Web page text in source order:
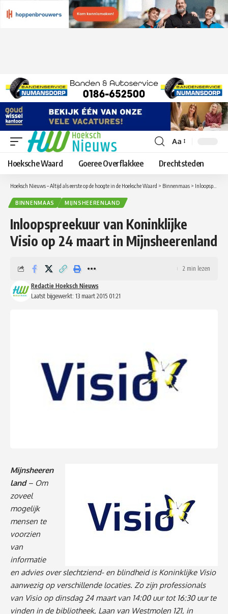
Lettergrootte
aanpassen
Aa
Hoeksche Waard Goeree Overflakkee Drechtsteden
Hoeksch Nieuws – Altijd als eerste op de hoogte in de Hoeksche Waard > Binnenmaas > Inloopspreekuur van Koninklijke Visio op 24 maart in Mijnsheerenland
BINNENMAAS MIJNSHEERENLAND
Inloopspreekuur van Koninklijke
Visio op 24 maart in Mijnsheerenland
Laatst bijgewerkt: 13 maart 2015 01:21
Redactie Hoeksch Nieuws
2 min lezen
Mijnsheeren
land– Om
zoveel
mogelijk
mensen te
voorzien
van
informatie
en advies over slechtziend- en blindheid is Koninklijke Visio
aanwezig op verschillende locaties. Zo zijn professionals
van Visio op dinsdag 24 maart van 14:00 uur tot 16:30 uur te
vinden in de bibliotheek, Laan van Westmolen 121, in